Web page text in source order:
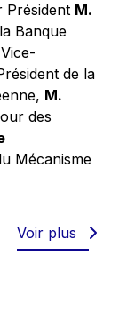
Président M.
Banque
de la
M.
des
Mécanisme
Voir plus